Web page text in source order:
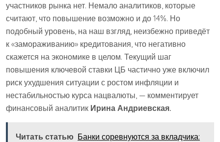
участников рынка нет. Немало аналитиков, которые
считают, что повышение возможно и до 14%. Но
подобный уровень, на наш взгляд, неизбежно приведёт
к «замораживанию» кредитования, что негативно
скажется на экономике в целом. Текущий шаг
повышения ключевой ставки ЦБ частично уже включил
риск ухудшения ситуации с ростом инфляции и
нестабильностью курса нацвалюты, — комментирует
финансовый аналитик Ирина Андриевская.
Читать статью Банки соревнуются за вкладчика: